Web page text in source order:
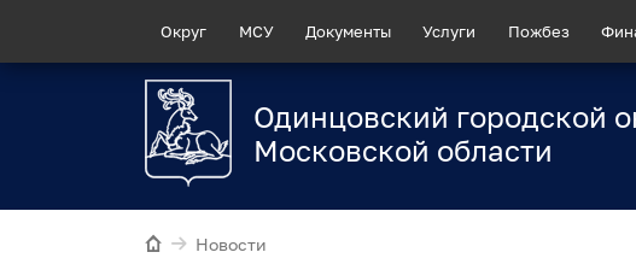
Округ МСУ Документы Услуги Пожбез
Одинцовский городской
Московской области
Новости